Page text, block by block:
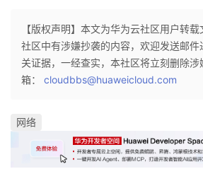
【版权声明】本文为华为云社区用户转
社区中有涉嫌抄袭的内容，欢迎发送邮件
关证据，一经查实，本社区将立刻删除
箱： cloudbbs@huaweicloud.com
网络